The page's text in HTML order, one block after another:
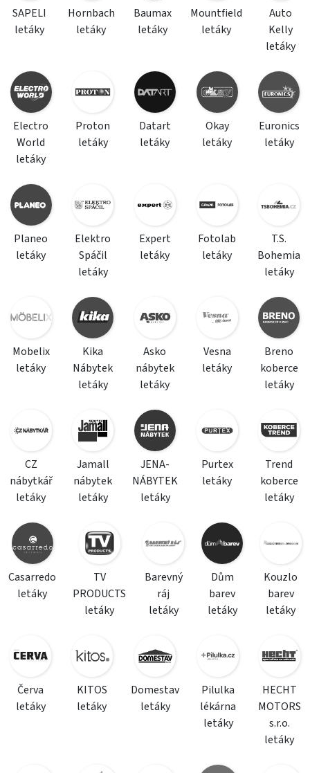
SAPELI
letáky
Hornbach
letáky
Baumax
letáky
Mountfield
letáky
Auto
Kelly
letáky
Electro
World
letáky
Proton
letáky
Datart
letáky
Okay
letáky
Euronics
letáky
Planeo
letáky
Elektro
Spáčil
letáky
Expert
letáky
Fotolab
letáky
T.S.
Bohemia
letáky
Mobelix
letáky
Kika
Nábytek
letáky
Asko
nábytek
letáky
Vesna
letáky
Breno
koberce
letáky
CZ
nábytkář
letáky
Jamall
nábytek
letáky
JENA-
NÁBYTEK
letáky
Purtex
letáky
Trend
koberce
letáky
Casarredo
letáky
TV
PRODUCTS
letáky
Barevný
ráj
letáky
Dům
barev
letáky
Kouzlo
barev
letáky
Červa
letáky
KITOS
letáky
Domestav
letáky
Pilulka
lékárna
letáky
HECHT
MOTORS
s.r.o.
letáky